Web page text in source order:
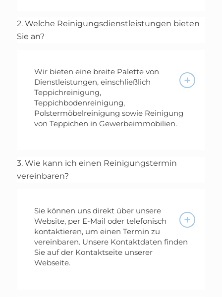
2. Welche Reinigungsdienstleistungen bieten
Sie an?
Wir bieten eine breite Palette von
Dienstleistungen, einschließlich
Teppichreinigung,
Teppichbodenreinigung,
Polstermöbelreinigung sowie Reinigung
von Teppichen in Gewerbeimmobilien.
3. Wie kann ich einen Reinigungstermin
vereinbaren?
Sie können uns direkt über unsere
Website, per E-Mail oder telefonisch
kontaktieren, um einen Termin zu
vereinbaren. Unsere Kontaktdaten finden
Sie auf der Kontaktseite unserer
Webseite.